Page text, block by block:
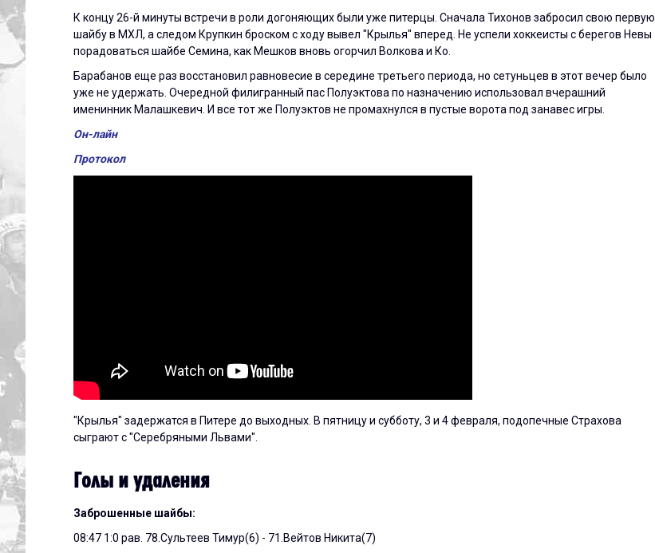
К концу 26-й минуты встречи в роли догоняющих были уже питерцы. Сначала Тихонов забросил свою первую
шайбу в МХЛ, а следом Крупкин броском с ходу вывел "Крылья" вперед. Не успели хоккеисты с берегов Невы
порадоваться шайбе Семина, как Мешков вновь огорчил Волкова и Ко.
Барабанов еще раз восстановил равновесие в середине третьего периода, но сетуньцев в этот вечер было
уже не удержать. Очередной филигранный пас Полуэктова по назначению использовал вчерашний
именинник Малашкевич. И все тот же Полуэктов не промахнулся в пустые ворота под занавес игры.
Он-лайн
Протокол
"Крылья" задержатся в Питере до выходных. В пятницу и субботу, 3 и 4 февраля, подопечные Страхова
сыграют с "Серебряными Львами".
Голы и удаления
Заброшенные шайбы:
08:47 1:0 рав. 78.Сультеев Тимур(6) - 71.Вейтов Никита(7)